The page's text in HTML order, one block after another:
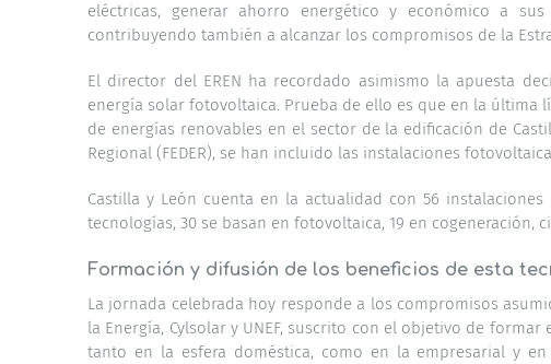
eléctricas, generar ahorro energético y económico a
contribuyendo también a alcanzar los compromisos de la
El director del EREN ha recordado asimismo la apuesta
energía solar fotovoltaica. Prueba de ello es que en la última
de energías renovables en el sector de la edificación de
Regional (FEDER), se han incluido las instalaciones
Castilla y León cuenta en la actualidad con 56
tecnologías, 30 se basan en fotovoltaica, 19 en
Formación y difusión de los beneficios de esta
La jornada celebrada hoy responde a los compromisos
la Energía, Cylsolar y UNEF, suscrito con el objetivo de
tanto en la esfera doméstica, como en la empresarial y